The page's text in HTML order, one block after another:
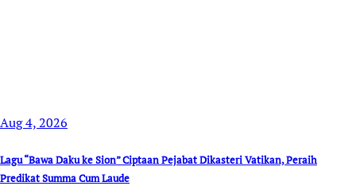
Aug 4, 2026
Lagu “Bawa Daku ke Sion” Ciptaan Pejabat Dikasteri Vatikan, Peraih
Predikat Summa Cum Laude